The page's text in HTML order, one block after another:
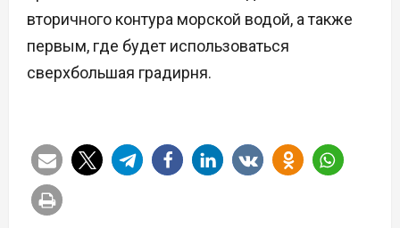
вторичного контура морской водой, а также
первым, где будет использоваться
сверхбольшая градирня.